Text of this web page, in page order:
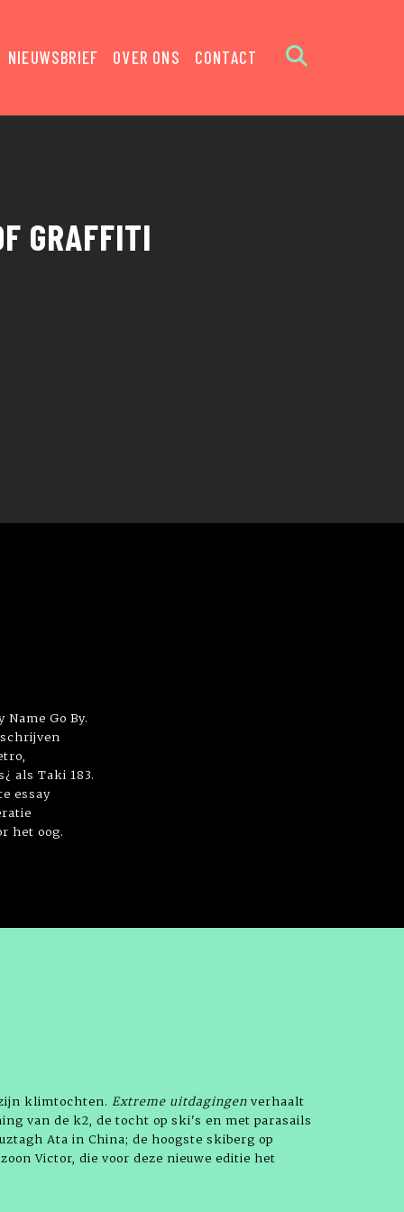
NIEUWSBRIEF OVER ONS CONTACT
GRAFFITI
Go By.
als Taki 183.
essay
het oog.
klimtochten. Extreme uitdagingen verhaalt
van de k2, de tocht op ski's en met parasails
Ata in China; de hoogste skiberg op
Victor, die voor deze nieuwe editie het